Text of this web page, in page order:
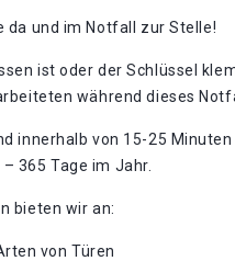
da und im Notfall zur Stelle!
ist oder der Schlüssel
während dieses
innerhalb von 15-25
365 Tage im Jahr.
bieten wir an:
von Türen